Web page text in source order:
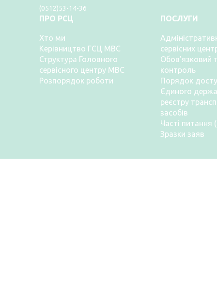
(0512)53-14-36
ПРО РСЦ
Хто ми
Керівництво ГСЦ МВС
Структура Головного
сервісного центру МВС
Розпорядок роботи
ПОСЛУГИ
сервісних
Обов’язковий
контроль
Порядок
Єдиного
реєстру
засобів
Часті питання
Зразки заяв